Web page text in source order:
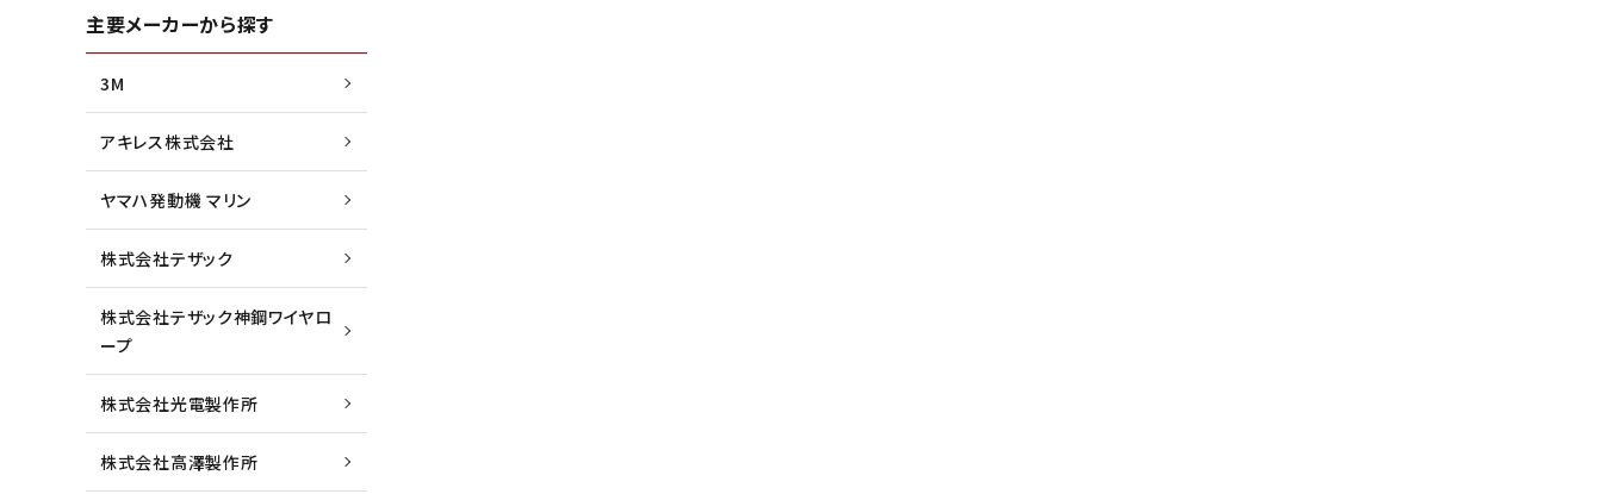
主要メーカーから探す
3M
アキレス株式会社
ヤマハ発動機 マリン
株式会社テザック
株式会社テザック神鋼ワイヤロ
ープ
株式会社光電製作所
株式会社高澤製作所